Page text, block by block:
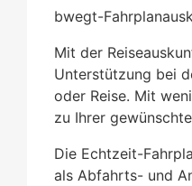
bwegt-
Mit der
Unterstützung bei
oder Reise. Mit
zu Ihrer
Die Echtzeit-
als Abfahrts- und